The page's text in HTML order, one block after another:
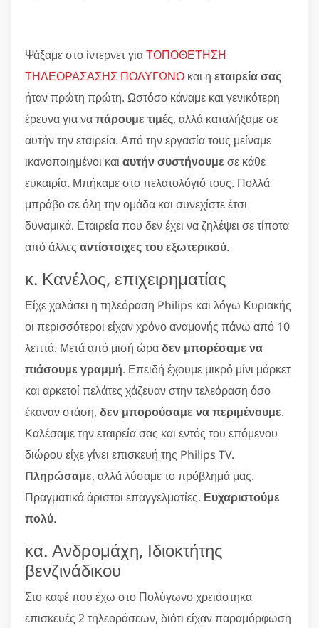
Ψάξαμε στο ίντερνετ γιαΤΟΠΟΘΕΤΗΣΗ
ΤΗΛΕΟΡΑΣΑΣΗΣ ΠΟΛΥΓΩΝΟ και η εταιρεία σας
ήταν πρώτη πρώτη. Ωστόσο κάναμε και γενικότερη
έρευνα για ναπάρουμε τιμές, αλλά καταλήξαμε σε
αυτήν την εταιρεία. Από την εργασία τους μείναμε
ικανοποιημένοι και αυτήν συστήνουμε σε κάθε
ευκαιρία. Μπήκαμε στο πελατολόγιό τους. Πολλά
μπράβο σε όλη την ομάδα και συνεχίστε έτσι
δυναμικά. Εταιρεία που δεν έχει να ζηλέψει σε τίποτα
από άλλες αντίστοιχες του εξωτερικού.
κ. Κανέλος, επιχειρηματίας
Είχε χαλάσει η τηλεόραση Philips και λόγω Κυριακής
οι περισσότεροι είχαν χρόνο αναμονής πάνω από 10
λεπτά. Μετά από μισή ώραδεν μπορέσαμε να
πιάσουμε γραμμή. Επειδή έχουμε μικρό μίνι μάρκετ
και αρκετοί πελάτες χάζευαν στην τελεόραση όσο
έκαναν στάση, δεν μπορούσαμε να περιμένουμε.
Καλέσαμε την εταιρεία σας και εντός του επόμενου
διώρου είχε γίνει επισκευή της Philips TV.
Πληρώσαμε, αλλά λύσαμε το πρόβλημά μας.
Πραγματικά άριστοι επαγγελματίες. Ευχαριστούμε
πολύ.
κα. Ανδρομάχη, Ιδιοκτήτης
βενζινάδικου
Στο καφέ που έχω στο Πολύγωνο χρειάστηκα
επισκευές 2 τηλεοράσεων, διότι είχαν παραμόρφωση